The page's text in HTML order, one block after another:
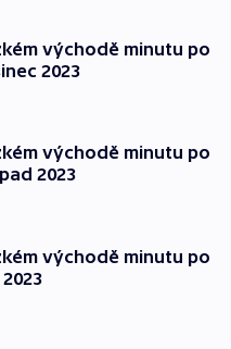
východě minutu po
2023
východě minutu po
2023
východě minutu po